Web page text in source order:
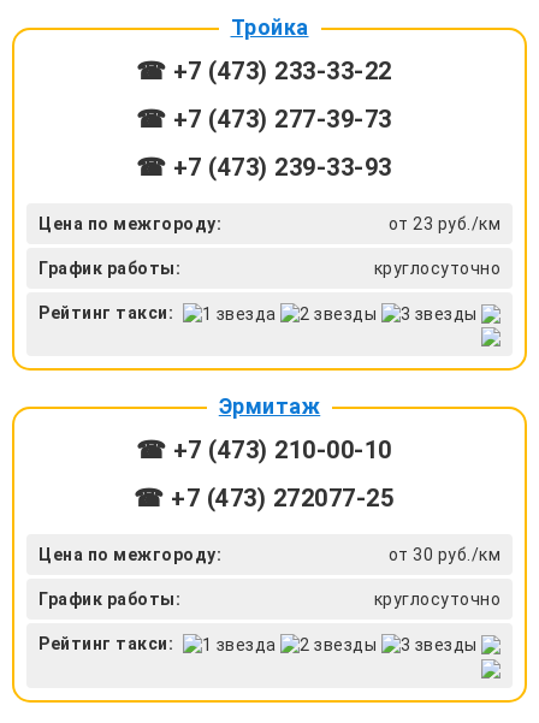
Тройка
☎ +7 (473) 233-33-22
☎ +7 (473) 277-39-73
☎ +7 (473) 239-33-93
Цена по межгороду: от 23 руб./км
График работы: круглосуточно
Рейтинг такси:
Эрмитаж
☎ +7 (473) 210-00-10
☎ +7 (473) 272077-25
Цена по межгороду: от 30 руб./км
График работы: круглосуточно
Рейтинг такси: